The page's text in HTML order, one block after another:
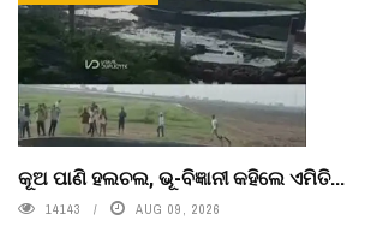
କୂଅ ପାଣି ହଲଚଲ, ଭୂ-ବିଜ୍ଞାନୀ କହିଲେ ଏମିତି...
14143 AUG 09, 2026